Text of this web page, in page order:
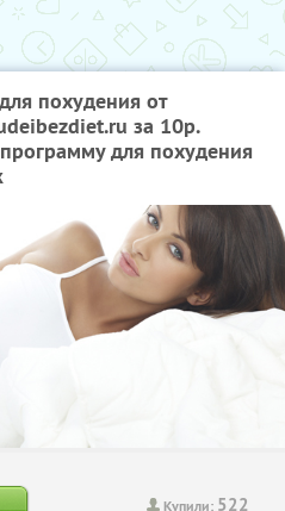
похудения от
за 10р.
для похудения
Купили: 522